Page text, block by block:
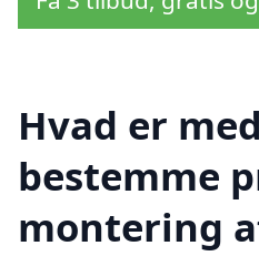
Hvad er
bestemme
montering